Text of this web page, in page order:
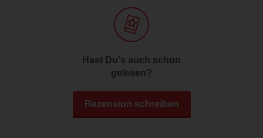
Hast Du's auch schon
gelesen?
Rezension schreiben